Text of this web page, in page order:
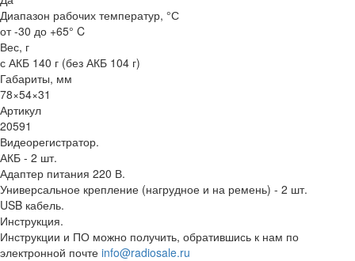
Диапазон рабочих температур, °С
от -30 до +65° C
Вес, г
с АКБ 140 г (без АКБ 104 г)
Габариты, мм
78×54×31
Артикул
20591
Видеорегистратор.
АКБ - 2 шт.
Адаптер питания 220 В.
Универсальное крепление (нагрудное и на ремень) - 2 шт.
USB кабель.
Инструкция.
Инструкции и ПО можно получить, обратившись к нам по
электронной почте info@radiosale.ru